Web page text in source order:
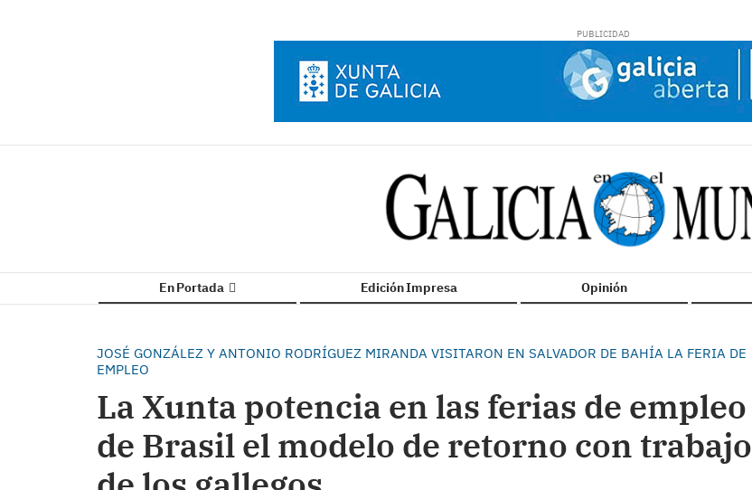
En Portada Edición Impresa Opinión
JOSÉ GONZÁLEZ Y ANTONIO RODRÍGUEZ MIRANDA VISITARON EN SALVADOR DE BAHÍA LA FERIA DE
EMPLEO
La Xunta potencia en las ferias de empleo
de Brasil el modelo de retorno con trabajo